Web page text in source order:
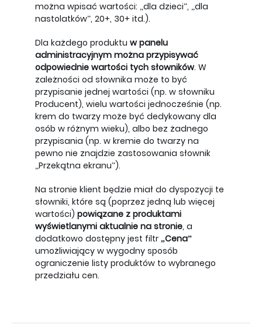
można wpisać wartości: „dla dzieci”, „dla
nastolatków”, 20+, 30+ itd.).
Dla każdego produktu w panelu
administracyjnym można przypisywać
odpowiednie wartości tych słowników. W
zależności od słownika może to być
przypisanie jednej wartości (np. w słowniku
Producent), wielu wartości jednocześnie (np.
krem do twarzy może być dedykowany dla
osób w różnym wieku), albo bez żadnego
przypisania (np. w kremie do twarzy na
pewno nie znajdzie zastosowania słownik
„Przekątna ekranu”).
Na stronie klient będzie miał do dyspozycji te
słowniki, które są (poprzez jedną lub więcej
wartości) powiązane z produktami
wyświetlanymi aktualnie na stronie, a
dodatkowo dostępny jest filtr „Cena”
umożliwiający w wygodny sposób
ograniczenie listy produktów to wybranego
przedziału cen.